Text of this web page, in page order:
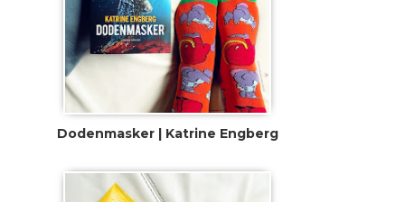
Dodenmasker | Katrine Engberg